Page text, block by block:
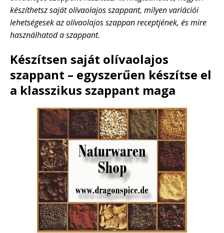
készíthetsz saját olívaolajos szappant, milyen variációi
lehetségesek az olívaolajos szappan receptjének, és mire
használhatod a szappant.
Készítsen saját olívaolajos
szappant – egyszerűen készítse el
a klasszikus szappant maga